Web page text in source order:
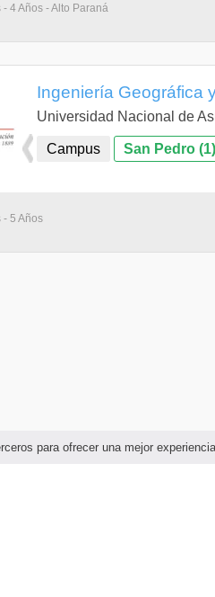
para ofrecer una mejor
4 Años - Alto Paraná
Ingeniería Geográfica
Universidad Nacional de
Campus San Pedro (1)
5 Años